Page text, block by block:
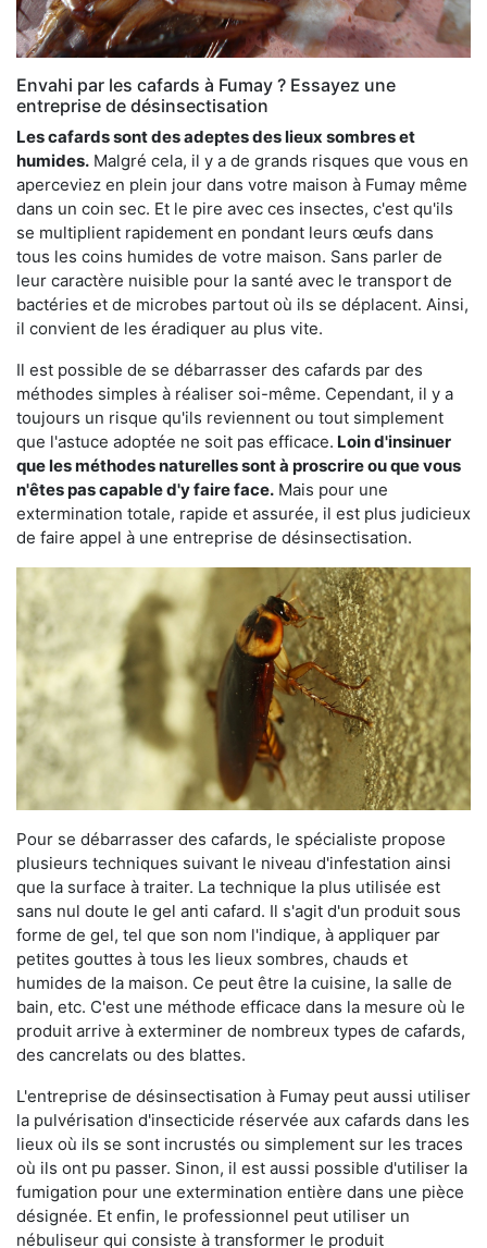
Envahi par les cafards à Fumay ? Essayez une
entreprise de désinsectisation
Les cafards sont des adeptes des lieux sombres et
humides. Malgré cela, il y a de grands risques que vous en
aperceviez en plein jour dans votre maison à Fumay même
dans un coin sec. Et le pire avec ces insectes, c'est qu'ils
se multiplient rapidement en pondant leurs œufs dans
tous les coins humides de votre maison. Sans parler de
leur caractère nuisible pour la santé avec le transport de
bactéries et de microbes partout où ils se déplacent. Ainsi,
il convient de les éradiquer au plus vite.
Il est possible de se débarrasser des cafards par des
méthodes simples à réaliser soi-même. Cependant, il y a
toujours un risque qu'ils reviennent ou tout simplement
que l'astuce adoptée ne soit pas efficace. Loin d'insinuer
que les méthodes naturelles sont à proscrire ou que vous
n'êtes pas capable d'y faire face. Mais pour une
extermination totale, rapide et assurée, il est plus judicieux
de faire appel à une entreprise de désinsectisation.
Pour se débarrasser des cafards, le spécialiste propose
plusieurs techniques suivant le niveau d'infestation ainsi
que la surface à traiter. La technique la plus utilisée est
sans nul doute le gel anti cafard. Il s'agit d'un produit sous
forme de gel, tel que son nom l'indique, à appliquer par
petites gouttes à tous les lieux sombres, chauds et
humides de la maison. Ce peut être la cuisine, la salle de
bain, etc. C'est une méthode efficace dans la mesure où le
produit arrive à exterminer de nombreux types de cafards,
des cancrelats ou des blattes.
L'entreprise de désinsectisation à Fumay peut aussi utiliser
la pulvérisation d'insecticide réservée aux cafards dans les
lieux où ils se sont incrustés ou simplement sur les traces
où ils ont pu passer. Sinon, il est aussi possible d'utiliser la
fumigation pour une extermination entière dans une pièce
désignée. Et enfin, le professionnel peut utiliser un
nébuliseur qui consiste à transformer le produit